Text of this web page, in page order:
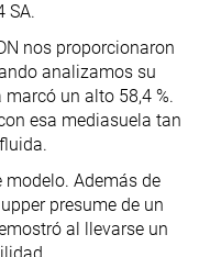
SA.
nos proporcionaron
analizamos su
un alto 58,4 %.
esa mediasuela tan
Además de
presume de un
al llevarse un